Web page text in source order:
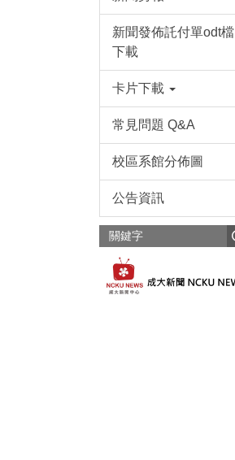
新聞發佈託付單odt檔
下載
卡片下載
常見問題 Q&A
校區系館分佈圖
公告資訊